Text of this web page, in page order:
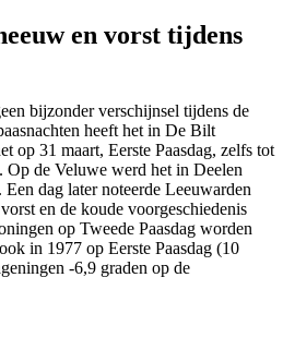
en vorst tijdens
bijzonder verschijnsel tijdens de
heeft het in De Bilt
op 31 maart, Eerste Paasdag, zelfs tot
Op de Veluwe werd het in Deelen
dag later noteerde Leeuwarden
en de koude voorgeschiedenis
op Tweede Paasdag worden
in 1977 op Eerste Paasdag (10
-6,9 graden op de